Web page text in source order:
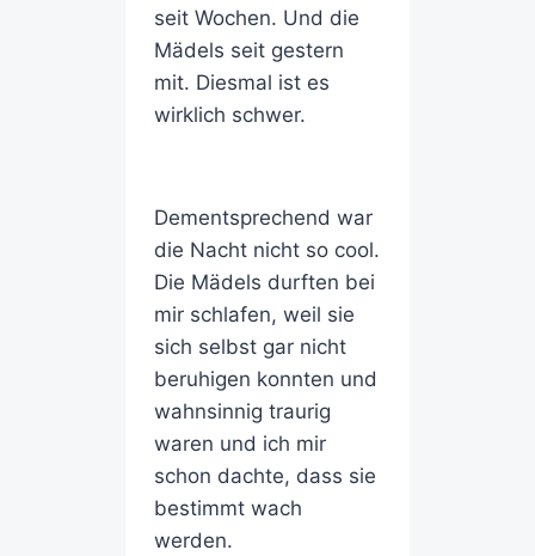
seit Wochen. Und die
Mädels seit gestern
mit. Diesmal ist es
wirklich schwer.
Dementsprechend war
die Nacht nicht so cool.
Die Mädels durften bei
mir schlafen, weil sie
sich selbst gar nicht
beruhigen konnten und
wahnsinnig traurig
waren und ich mir
schon dachte, dass sie
bestimmt wach
werden.